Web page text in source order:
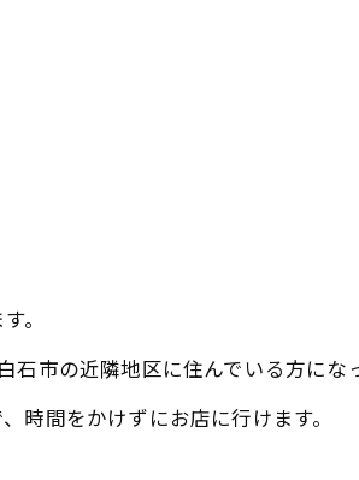
。
市の近隣地区に住んでいる方にな
時間をかけずにお店に行けます。